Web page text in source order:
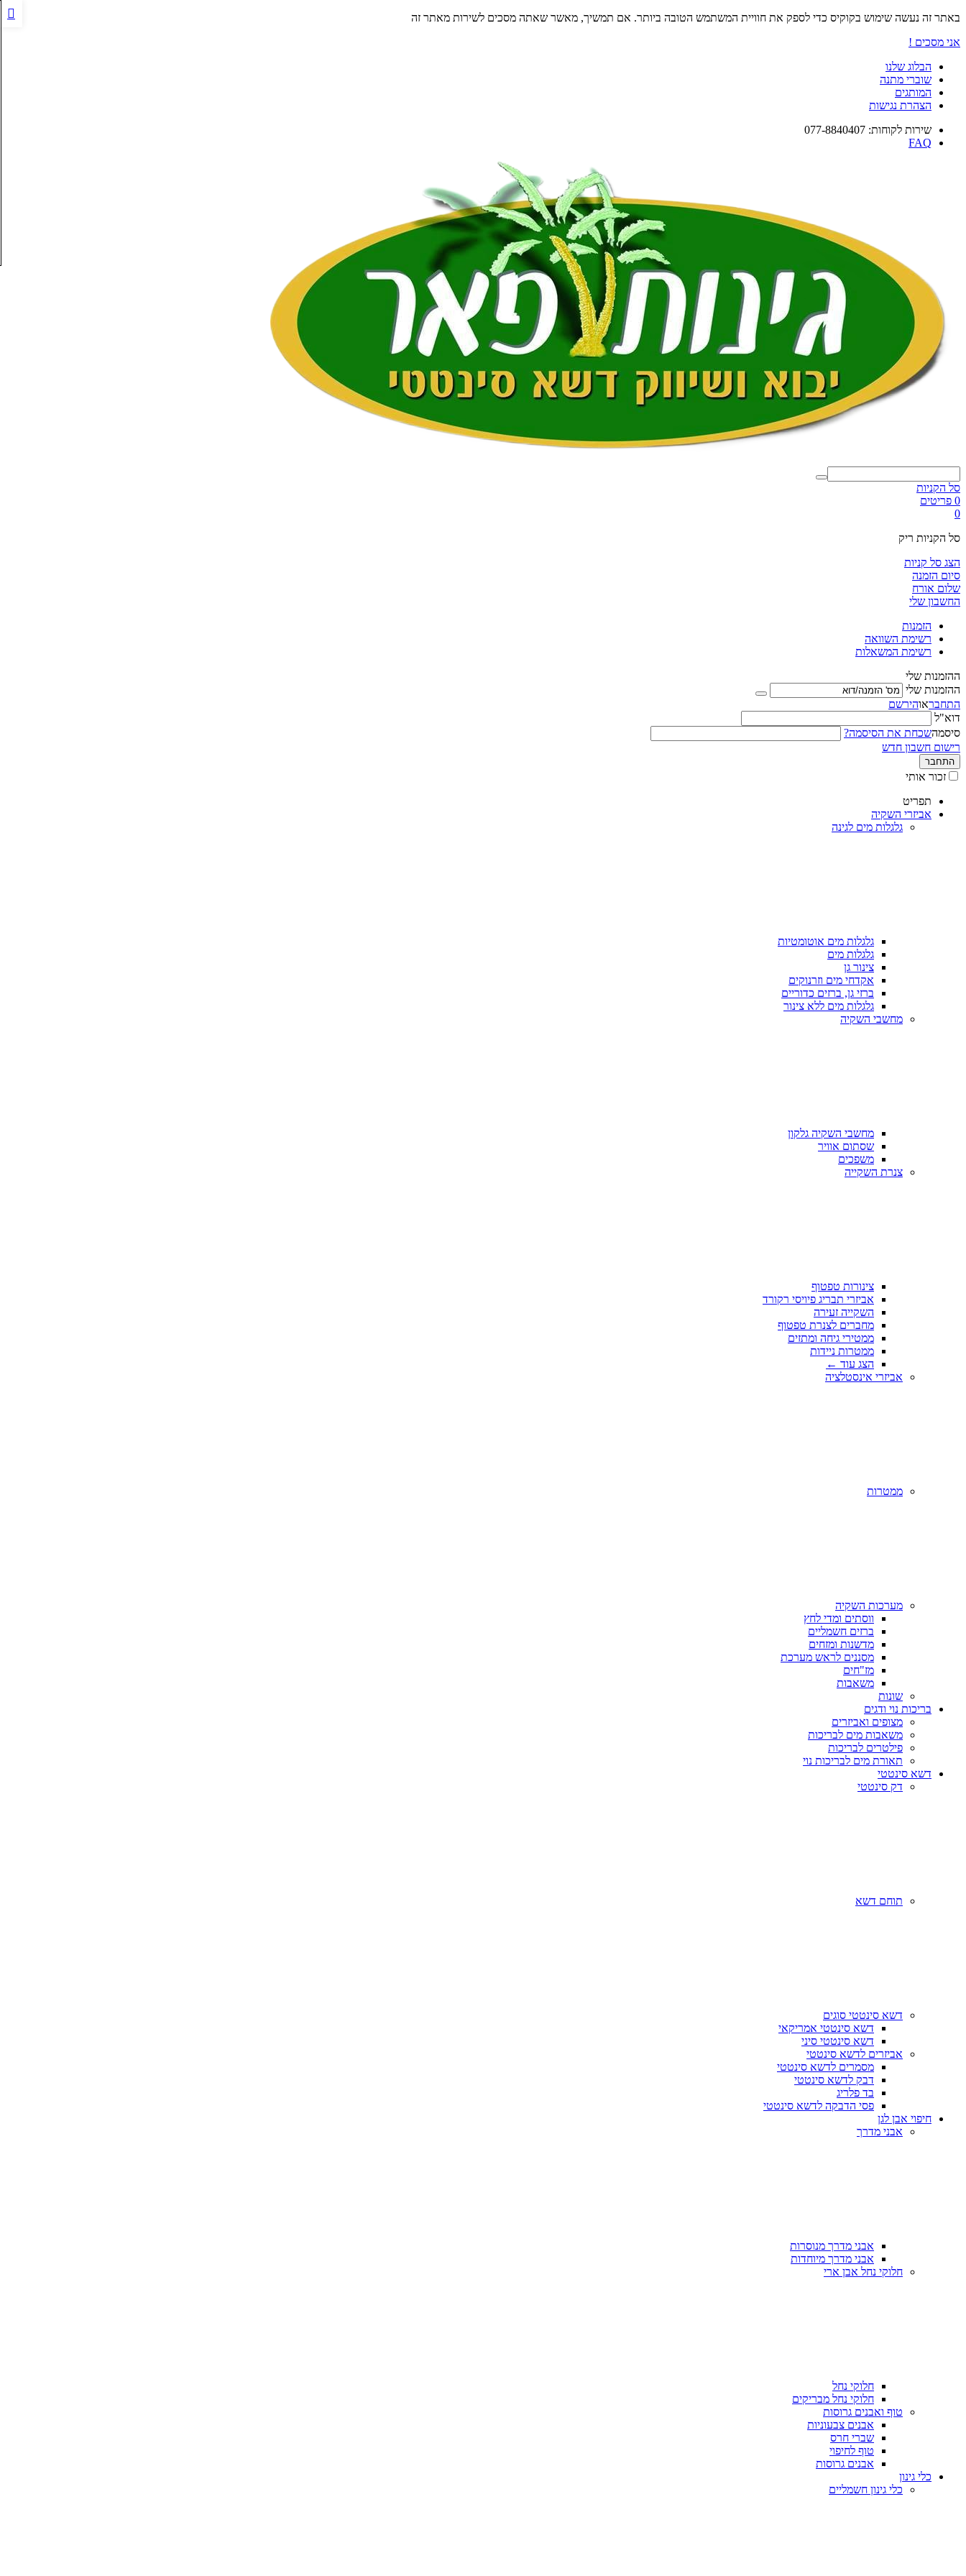
באתר זה נעשה שימוש בקוקיס כדי לספק את חוויית המשתמש הטובה ביותר. אם תמשיך, מאשר שאתה מסכים לשירות מאתר זה
אני מסכים !
הבלוג שלנו
שוברי מתנה
המותגים
הצהרת נגישות
שירות לקוחות: 077-8840407
FAQ
סל הקניות
0 פריטים
0
סל הקניות ריק
הצג סל קניות
סיום הזמנה
שלום אורח
החשבון שלי
הזמנות
רשימת השוואה
רשימת המשאלות
ההזמנות שלי
ההזמנות שלי
התחבראוהירשם
דוא"ל
סיסמהשכחת את הסיסמה?
רישום חשבון חדש
התחבר
זכור אותי
תפריט
אביזרי השקיה
גלגלות מים לגינה
גלגלות מים אוטומטיות
גלגלות מים
צינור גן
אקדחי מים וזרנוקים
ברזי גן, ברזים כדוריים
גלגלות מים ללא צינור
מחשבי השקיה
מחשבי השקיה גלקון
שסתום אוויר
משפכים
צנרת השקייה
צינורות טפטוף
אביזרי תבריג פיויסי רקורד
השקייה זעירה
מחברים לצנרת טפטוף
ממטירי גיחה ומתזים
ממטרות ניידות
הצג עוד ←
אביזרי אינסטלציה
ממטרות
מערכות השקיה
ווסתים ומדי לחץ
ברזים חשמליים
מדשנות ומזחים
מסננים לראש מערכת
מז"חים
משאבות
שונות
בריכות נוי ודגים
מצופים ואביזרים
משאבות מים לבריכות
פילטרים לבריכות
תאורת מים לבריכות נוי
דשא סינטטי
דק סינטטי
תוחם דשא
דשא סינטטי סוגים
דשא סינטטי אמריקאי
דשא סינטטי סיני
אביזרים לדשא סינטטי
מסמרים לדשא סינטטי
דבק לדשא סינטטי
בד פלריג
פסי הדבקה לדשא סינטטי
חיפוי אבן לגן
אבני מדרך
אבני מדרך מנוסרות
אבני מדרך מיוחדות
חלוקי נחל אבן ארי
חלוקי נחל
חלוקי נחל מבריקים
טוף ואבנים גרוסות
אבנים צבעוניות
שברי חרס
טוף לחיפוי
אבנים גרוסות
כלי גינון
כלי גינון חשמליים